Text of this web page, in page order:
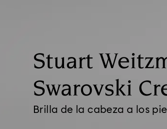
Stuart
Swarovski
Brilla de la cabeza a los